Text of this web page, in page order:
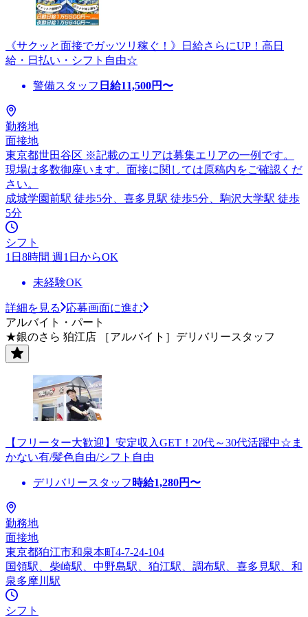
《サクッと面接でガッツリ稼ぐ！》日給さらにUP！高日
給・日払い・シフト自由☆
警備スタッフ 日給11,500円〜
勤務地
面接地
東京都世田谷区 ※記載のエリアは募集エリアの一例です。
現場は多数御座います。面接に関しては原稿内をご確認くだ
さい。
成城学園前駅 徒歩5分、喜多見駅 徒歩5分、駒沢大学駅 徒歩
5分
シフト
1日8時間 週1日からOK
未経験OK
詳細を見る
応募画面に進む
アルバイト・パート
★銀のさら 狛江店 ［アルバイト］デリバリースタッフ
【フリーター大歓迎】安定収入GET！20代～30代活躍中☆ま
かない有/髪色自由/シフト自由
デリバリースタッフ 時給1,280円〜
勤務地
面接地
東京都狛江市和泉本町4-7-24-104
国領駅、柴崎駅、中野島駅、狛江駅、調布駅、喜多見駅、和
泉多摩川駅
シフト